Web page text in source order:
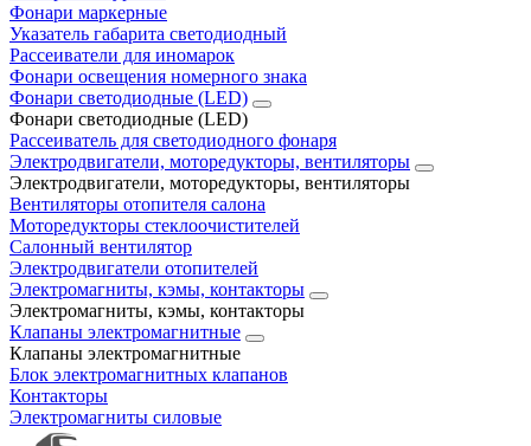
Фонари маркерные
Указатель габарита светодиодный
Рассеиватели для иномарок
Фонари освещения номерного знака
Фонари светодиодные (LED)
Фонари светодиодные (LED)
Рассеиватель для светодиодного фонаря
Электродвигатели, моторедукторы, вентиляторы
Электродвигатели, моторедукторы, вентиляторы
Вентиляторы отопителя салона
Моторедукторы стеклоочистителей
Салонный вентилятор
Электродвигатели отопителей
Электромагниты, кэмы, контакторы
Электромагниты, кэмы, контакторы
Клапаны электромагнитные
Клапаны электромагнитные
Блок электромагнитных клапанов
Контакторы
Электромагниты силовые